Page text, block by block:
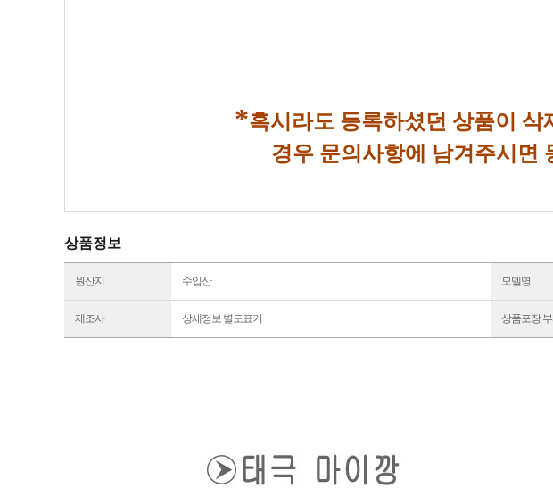
*혹시라도 등록하셨던 상품이 삭
경우 문의사항에 남겨주시면
상품정보
원산지 수입산 모델명
제조사 상세정보 별도표기 상품포장 부